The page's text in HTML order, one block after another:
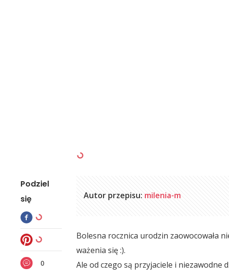
Podziel
się
0
Autor przepisu: milenia-m
Bolesna rocznica urodzin zaowocowała
ważenia się :).
Ale od czego są przyjaciele i niezawodne